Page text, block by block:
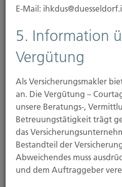
Auskunft über Herkunft,
erhalten. Sie haben
Berichtigung, Sperrung oder
zu verlangen. Des Weiteren
Beschwerderecht bei der
Aufsichtsbehörde zu.
E-Mail:
5. Information
Vergütung
Als Versicherungsmakler
an. Die Vergütung –
unsere Beratungs-,
Betreuungstätigkeit trägt
das
Bestandteil der
Abweichendes muss
und dem Auftraggeber